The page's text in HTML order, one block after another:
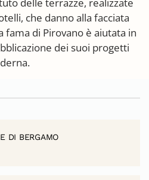
delle terrazze, realizzate
che danno alla facciata
fama di Pirovano è aiutata in
dei suoi progetti
DI BERGAMO